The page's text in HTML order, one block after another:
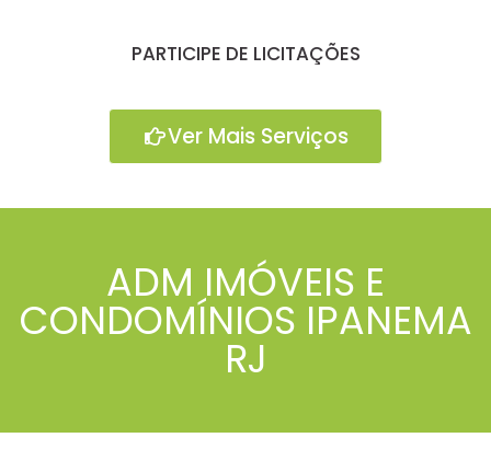
PARTICIPE DE LICITAÇÕES
Ver Mais Serviços
ADM IMÓVEIS E
CONDOMÍNIOS IPANEMA
RJ